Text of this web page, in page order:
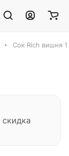
Сок Rich вишня
скидка